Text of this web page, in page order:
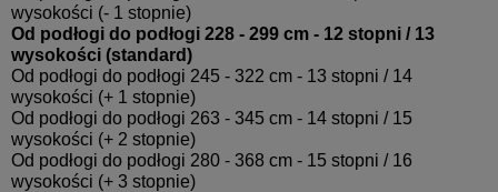
wysokości (- 1 stopnie)
Od podłogi do podłogi 228 - 299 cm - 12 stopni / 13
wysokości (standard)
Od podłogi do podłogi 245 - 322 cm - 13 stopni / 14
wysokości (+ 1 stopnie)
Od podłogi do podłogi 263 - 345 cm - 14 stopni / 15
wysokości (+ 2 stopnie)
Od podłogi do podłogi 280 - 368 cm - 15 stopni / 16
wysokości (+ 3 stopnie)